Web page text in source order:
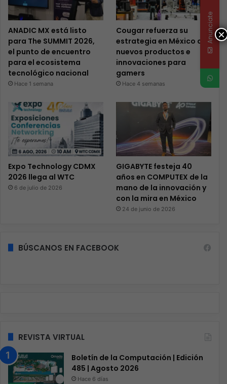
ANADIC MX está listo
para The SUMMIT 2026,
el punto de encuentro
para el ecosistema
tecnológico nacional
Hace 1 semana
Cougar refuerza su
estrategia en México con
nuevos productos e
innovaciones para
gamers
Hace 4 semanas
Expo Technology CDMX
2026 llega al WTC
6 de julio de 2026
GIGABYTE festeja 40
años en COMPUTEX de la
mano de la innovación y
con la mira en México
24 de junio de 2026
BÚSCANOS EN FACEBOOK
REVISTA VIRTUAL
Boletín de la Computación | Edición
485 | Agosto 2026
Hace 6 días
×
Anunciate